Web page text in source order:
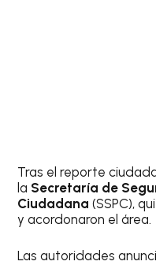
Tras el reporte
la Secretaría de
Ciudadana (SSPC),
y acordonaron el área.
Las autoridades